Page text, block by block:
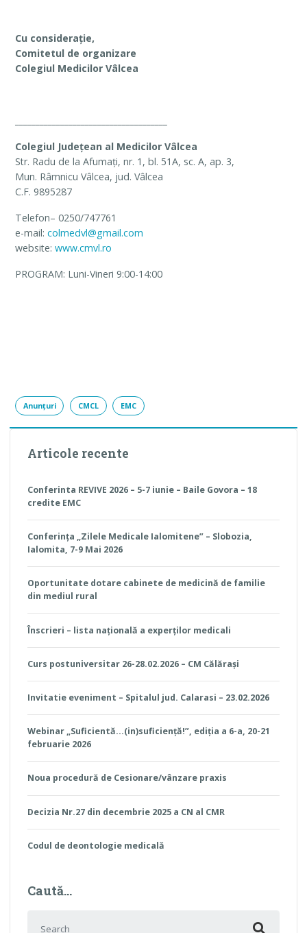
Cu considerație,
Comitetul de organizare
Colegiul Medicilor Vâlcea
Colegiul Judeţean al Medicilor Vâlcea
Str. Radu de la Afumaţi, nr. 1, bl. 51A, sc. A, ap. 3,
Mun. Râmnicu Vâlcea, jud. Vâlcea
C.F. 9895287
Telefon– 0250/747761
e-mail: colmedvl@gmail.com
website: www.cmvl.ro
PROGRAM: Luni-Vineri 9:00-14:00
Anunțuri CMCL EMC
Articole recente
Conferinta REVIVE 2026 – 5-7 iunie – Baile Govora – 18
credite EMC
Conferința „Zilele Medicale Ialomitene” – Slobozia,
Ialomita, 7-9 Mai 2026
Oportunitate dotare cabinete de medicină de familie
din mediul rural
Înscrieri – lista națională a experților medicali
Curs postuniversitar 26-28.02.2026 – CM Călărași
Invitatie eveniment – Spitalul jud. Calarasi – 23.02.2026
Webinar „Suficientă…(in)suficiență!”, ediția a 6-a, 20-21
februarie 2026
Noua procedură de Cesionare/vânzare praxis
Decizia Nr.27 din decembrie 2025 a CN al CMR
Codul de deontologie medicală
Caută…